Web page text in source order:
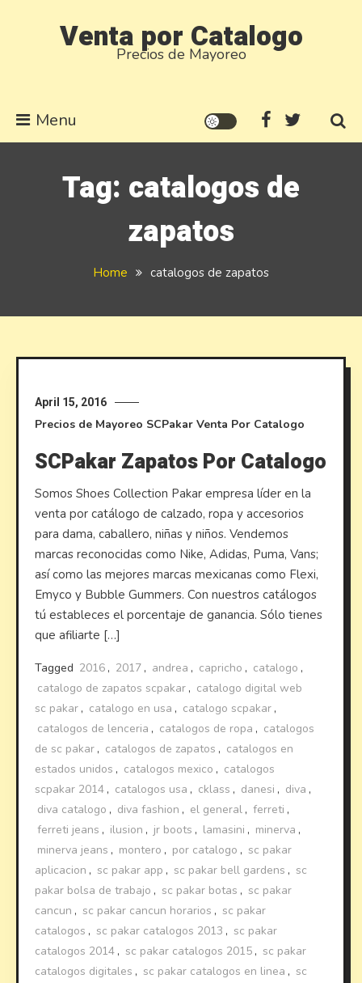
Venta por Catalogo
Precios de Mayoreo
Menu
Tag: catalogos de
zapatos
Home catalogos de zapatos
April 15, 2016
Precios de Mayoreo SCPakar Venta Por Catalogo
SCPakar Zapatos Por Catalogo
Somos Shoes Collection Pakar empresa líder en la
venta por catálogo de calzado, ropa y accesorios
para dama, caballero, niñas y niños. Vendemos
marcas reconocidas como Nike, Adidas, Puma, Vans;
así como las mejores marcas mexicanas como Flexi,
Emyco y Bubble Gummers. Con nuestros catálogos
tú estableces el porcentaje de ganancia. Sólo tienes
que afiliarte […]
Tagged 2016 , 2017 , andrea , capricho , catalogo ,
catalogo de zapatos scpakar , catalogo digital web
sc pakar , catalogo en usa , catalogo scpakar ,
catalogos de lenceria , catalogos de ropa , catalogos
de sc pakar , catalogos de zapatos , catalogos en
estados unidos , catalogos mexico , catalogos
scpakar 2014 , catalogos usa , cklass , danesi , diva ,
diva catalogo , diva fashion , el general , ferreti ,
ferreti jeans , ilusion , jr boots , lamasini , minerva ,
minerva jeans , montero , por catalogo , sc pakar
aplicacion , sc pakar app , sc pakar bell gardens , sc
pakar bolsa de trabajo , sc pakar botas , sc pakar
cancun , sc pakar cancun horarios , sc pakar
catalogos , sc pakar catalogos 2013 , sc pakar
catalogos 2014 , sc pakar catalogos 2015 , sc pakar
catalogos digitales , sc pakar catalogos en linea , sc